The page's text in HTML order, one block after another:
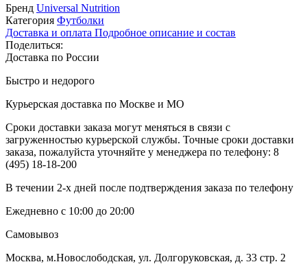
Бренд Universal Nutrition
Категория Футболки
Доставка и оплата Подробное описание и состав
Поделиться:
Доставка по России
Быстро и недорого
Курьерская доставка по Москве и МО
Сроки доставки заказа могут меняться в связи с
загруженностью курьерской службы. Точные сроки доставки
заказа, пожалуйста уточняйте у менеджера по телефону: 8
(495) 18-18-200
В течении 2-х дней после подтверждения заказа по телефону
Ежедневно с 10:00 до 20:00
Самовывоз
Москва, м.Новослободская, ул. Долгоруковская, д. 33 стр. 2